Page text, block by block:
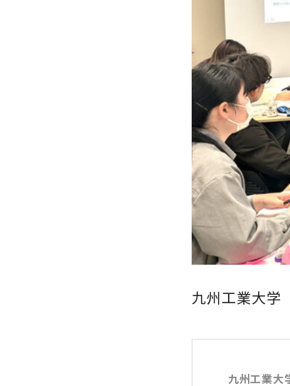
九州工業大学
九州工業大